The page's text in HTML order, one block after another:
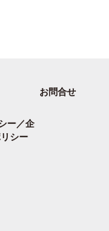
ー／企
シー
お問合せ